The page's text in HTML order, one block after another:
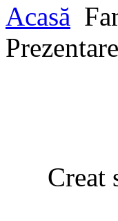
Acasă
Creat